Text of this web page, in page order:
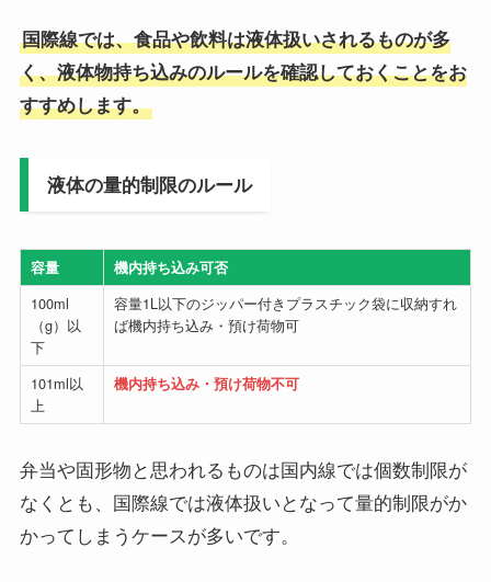
国際線では、食品や飲料は液体扱いされるものが多
く、液体物持ち込みのルールを確認しておくことをお
すすめします。
液体の量的制限のルール
容量 機内持ち込み可否
100ml
（g）以
下
容量1L以下のジッパー付きプラスチック袋に収納すれ
ば機内持ち込み・預け荷物可
101ml以
上
機内持ち込み・預け荷物不可
弁当や固形物と思われるものは国内線では個数制限が
なくとも、国際線では液体扱いとなって量的制限がか
かってしまうケースが多いです。